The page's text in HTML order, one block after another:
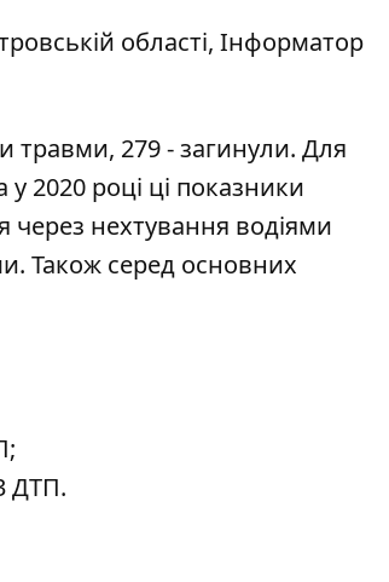
області, Інформатор
травми, 279 - загинули. Для
2020 році ці показники
через нехтування водіями
Також серед основних
ДТП.